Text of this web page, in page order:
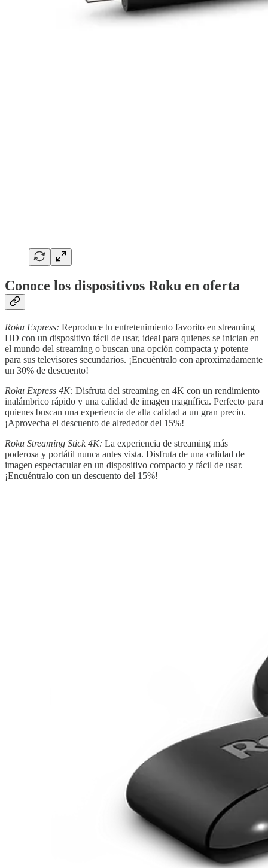
Conoce los dispositivos Roku en oferta
Roku Express: Reproduce tu entretenimiento favorito en streaming
HD con un dispositivo fácil de usar, ideal para quienes se inician en
el mundo del streaming o buscan una opción compacta y potente
para sus televisores secundarios. ¡Encuéntralo con aproximadamente
un 30% de descuento!
Roku Express 4K: Disfruta del streaming en 4K con un rendimiento
inalámbrico rápido y una calidad de imagen magnífica. Perfecto para
quienes buscan una experiencia de alta calidad a un gran precio.
¡Aprovecha el descuento de alrededor del 15%!
Roku Streaming Stick 4K: La experiencia de streaming más
poderosa y portátil nunca antes vista. Disfruta de una calidad de
imagen espectacular en un dispositivo compacto y fácil de usar.
¡Encuéntralo con un descuento del 15%!